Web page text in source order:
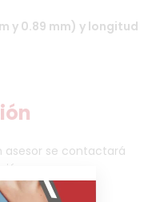
y 0.89 mm) y longitud
asesor se contactará